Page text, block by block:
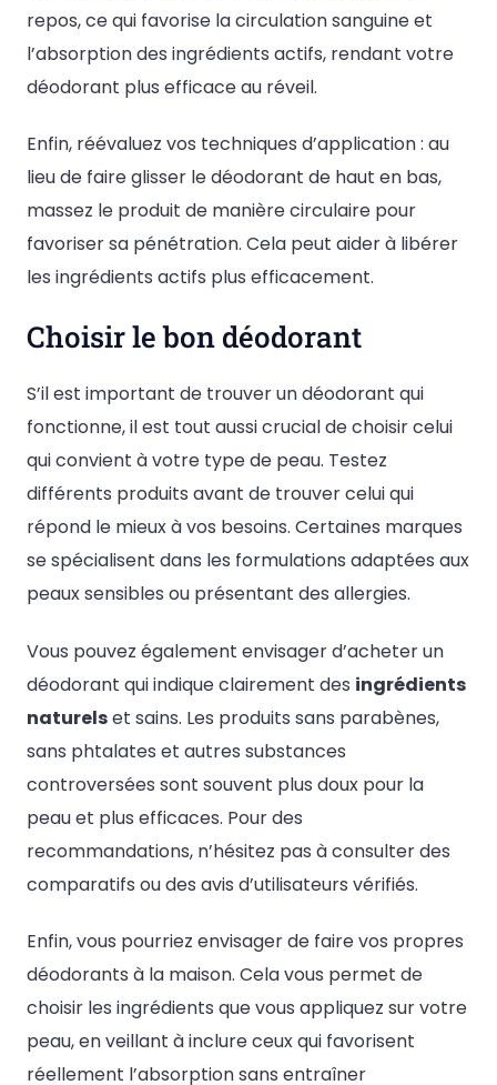
repos, ce qui favorise la circulation sanguine et
l’absorption des ingrédients actifs, rendant votre
déodorant plus efficace au réveil.
Enfin, réévaluez vos techniques d’application : au
lieu de faire glisser le déodorant de haut en bas,
massez le produit de manière circulaire pour
favoriser sa pénétration. Cela peut aider à libérer
les ingrédients actifs plus efficacement.
Choisir le bon déodorant
S’il est important de trouver un déodorant qui
fonctionne, il est tout aussi crucial de choisir celui
qui convient à votre type de peau. Testez
différents produits avant de trouver celui qui
répond le mieux à vos besoins. Certaines marques
se spécialisent dans les formulations adaptées aux
peaux sensibles ou présentant des allergies.
Vous pouvez également envisager d’acheter un
déodorant qui indique clairement des ingrédients
naturelset sains. Les produits sans parabènes,
sans phtalates et autres substances
controversées sont souvent plus doux pour la
peau et plus efficaces. Pour des
recommandations, n’hésitez pas à consulter des
comparatifs ou des avis d’utilisateurs vérifiés.
Enfin, vous pourriez envisager de faire vos propres
déodorants à la maison. Cela vous permet de
choisir les ingrédients que vous appliquez sur votre
peau, en veillant à inclure ceux qui favorisent
réellement l’absorption sans entraîner